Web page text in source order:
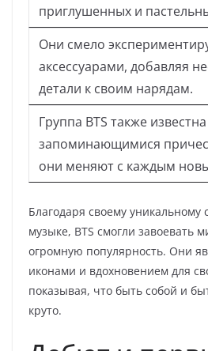
приглушенных и
Они смело
аксессуарами, добавляя
детали к своим нарядам.
Группа BTS также
запоминающимися
они меняют с каждым
Благодаря своему уникальному
музыке, BTS смогли завоевать
огромную популярность. Они
иконами и вдохновением для
показывая, что быть собой и
круто.